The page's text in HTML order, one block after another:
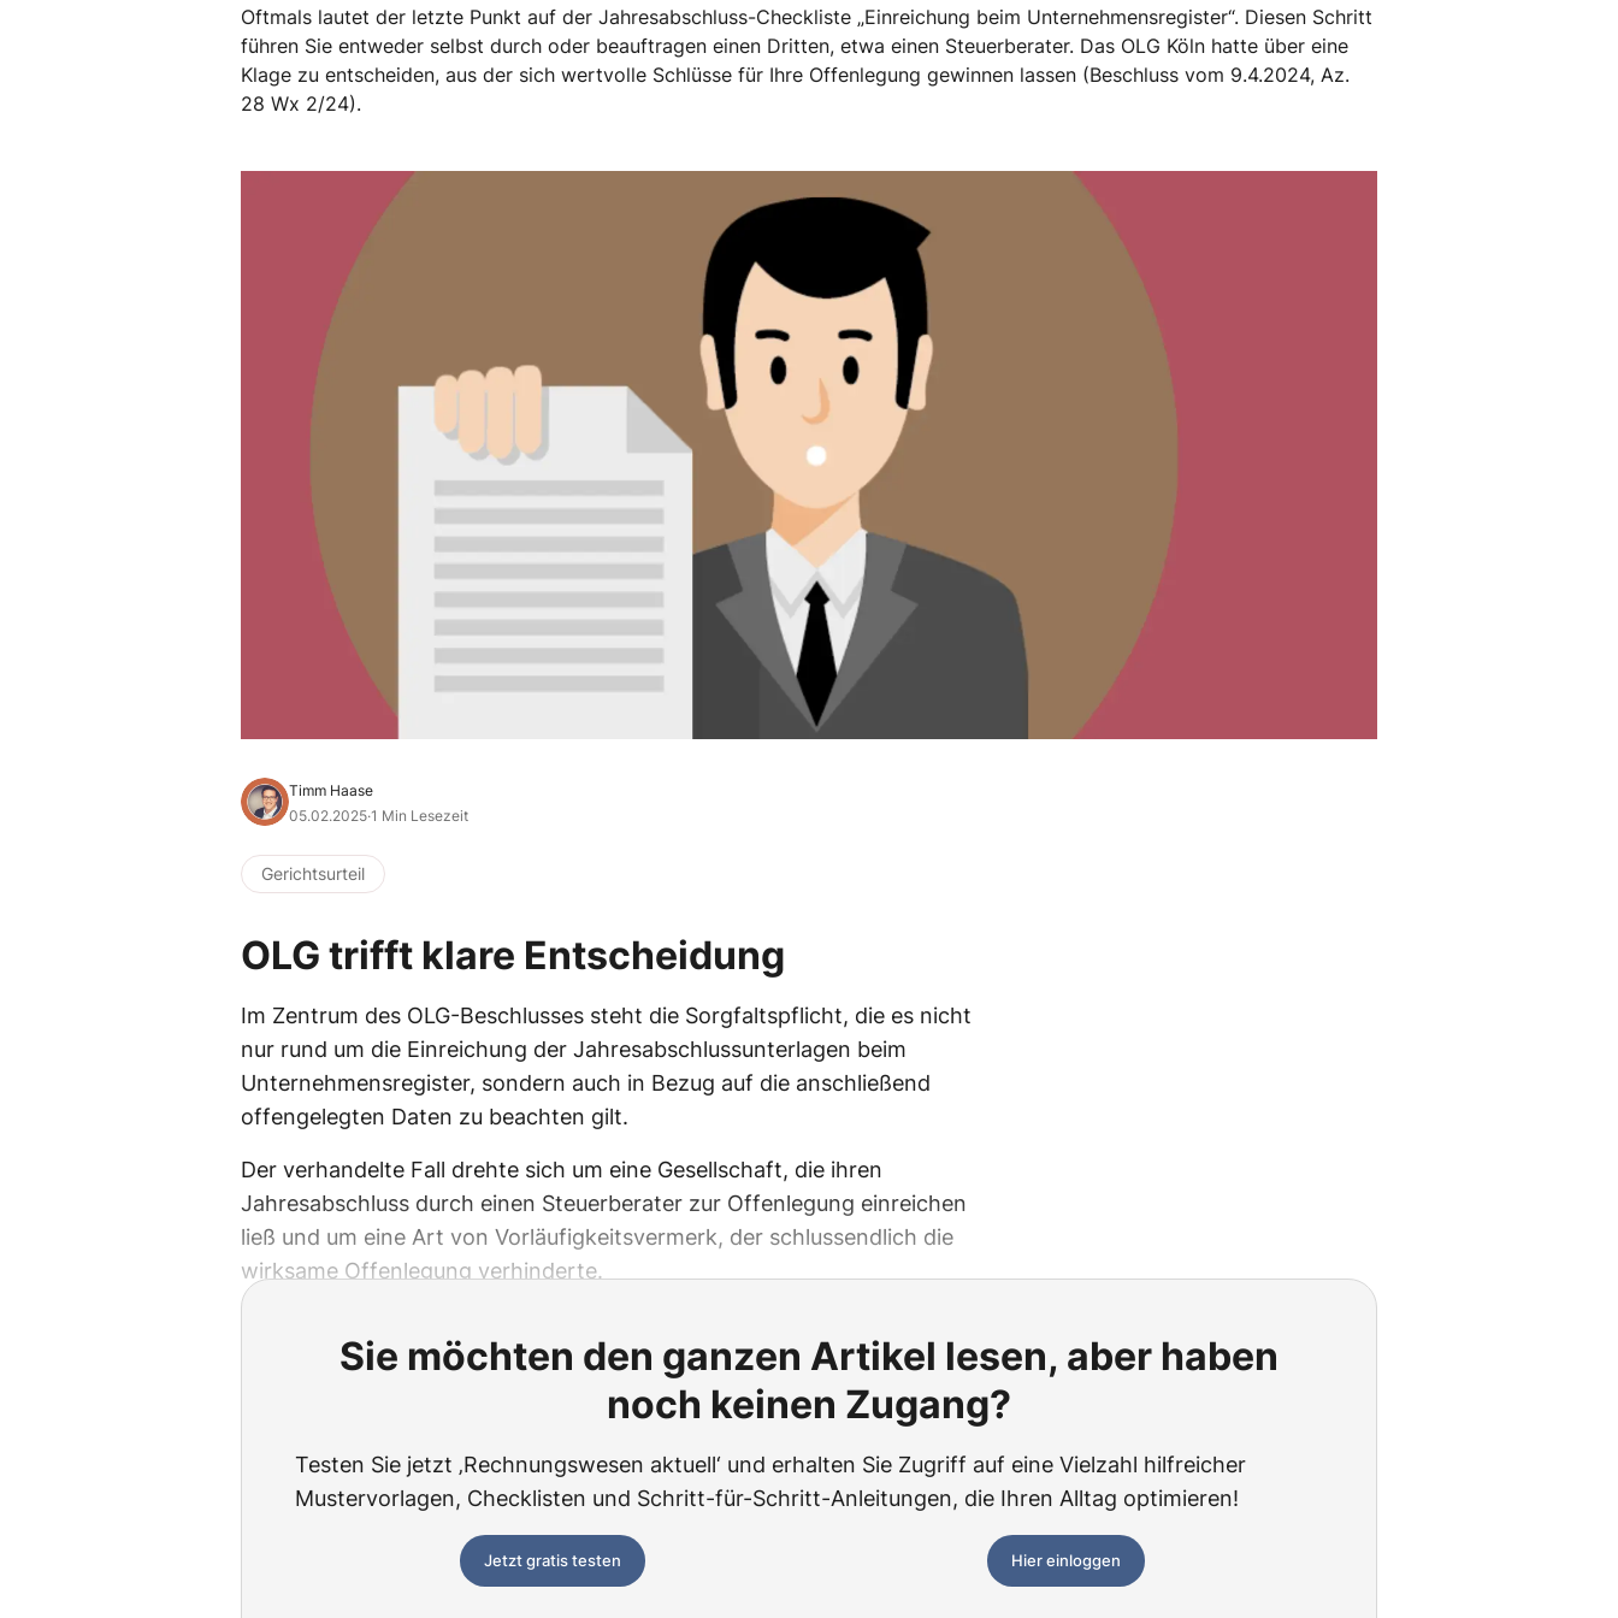
Oftmals lautet der letzte Punkt auf der Jahresabschluss-Checkliste „Einreichung beim Unternehmensregister“. Diesen Schritt
führen Sie entweder selbst durch oder beauftragen einen Dritten, etwa einen Steuerberater. Das OLG Köln hatte über eine
Klage zu entscheiden, aus der sich wertvolle Schlüsse für Ihre Offenlegung gewinnen lassen (Beschluss vom 9.4.2024, Az.
28 Wx 2/24).
Timm Haase
05.02.2025·1 Min Lesezeit
Gerichtsurteil
OLG trifft klare Entscheidung
Im Zentrum des OLG-Beschlusses steht die Sorgfaltspflicht, die es nicht
nur rund um die Einreichung der Jahresabschlussunterlagen beim
Unternehmensregister, sondern auch in Bezug auf die anschließend
offengelegten Daten zu beachten gilt.
Der verhandelte Fall drehte sich um eine Gesellschaft, die ihren
Jahresabschluss durch einen Steuerberater zur Offenlegung einreichen
ließ und um eine Art von Vorläufigkeitsvermerk, der schlussendlich die
wirksame Offenlegung verhinderte.
Sie möchten den ganzen Artikel lesen, aber haben
noch keinen Zugang?
Testen Sie jetzt ‚Rechnungswesen aktuell‘ und erhalten Sie Zugriff auf eine Vielzahl hilfreicher
Mustervorlagen, Checklisten und Schritt-für-Schritt-Anleitungen, die Ihren Alltag optimieren!
Jetzt gratis testen Hier einloggen